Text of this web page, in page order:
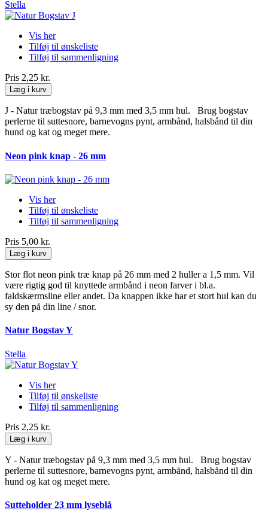
Stella
Vis her
Tilføj til ønskeliste
Tilføj til sammenligning
Pris 2,25 kr.
Læg i kurv
J - Natur træbogstav på 9,3 mm med 3,5 mm hul. Brug bogstav
perlerne til suttesnore, barnevogns pynt, armbånd, halsbånd til din
hund og kat og meget mere.
Neon pink knap - 26 mm
Vis her
Tilføj til ønskeliste
Tilføj til sammenligning
Pris 5,00 kr.
Læg i kurv
Stor flot neon pink træ knap på 26 mm med 2 huller a 1,5 mm. Vil
være rigtig god til knyttede armbånd i neon farver i bl.a.
faldskærmsline eller andet. Da knappen ikke har et stort hul kan du
sy den på din line / snor.
Natur Bogstav Y
Stella
Vis her
Tilføj til ønskeliste
Tilføj til sammenligning
Pris 2,25 kr.
Læg i kurv
Y - Natur træbogstav på 9,3 mm med 3,5 mm hul. Brug bogstav
perlerne til suttesnore, barnevogns pynt, armbånd, halsbånd til din
hund og kat og meget mere.
Sutteholder 23 mm lyseblå